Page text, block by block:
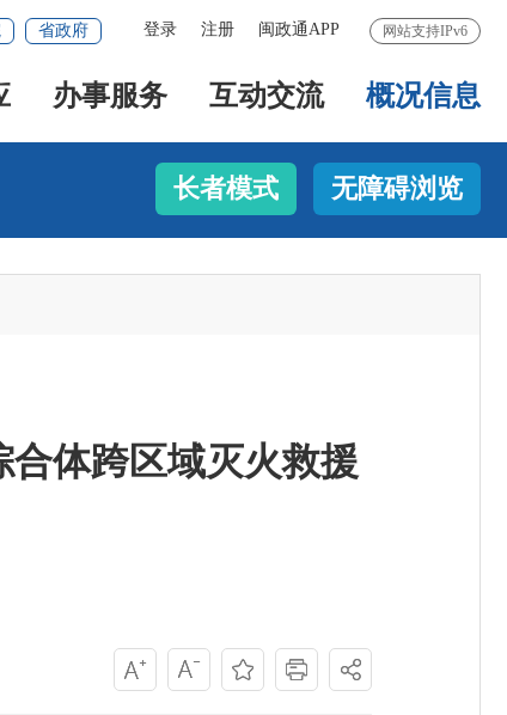
网站支持IPv6
登录 注册 闽政通APP
省政府
办事服务 互动交流 概况信息
长者模式 无障碍浏览
体跨区域灭火救援